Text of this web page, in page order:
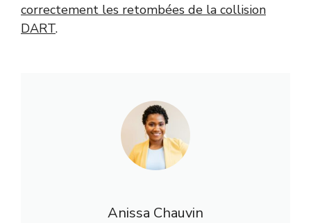
correctement les retombées de la collision
DART.
Anissa Chauvin